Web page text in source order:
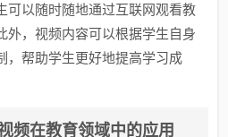
可以随时随地通过互联网观看教
外，视频内容可以根据学生自身
，帮助学生更好地提高学习成
频在教育领域中的应用